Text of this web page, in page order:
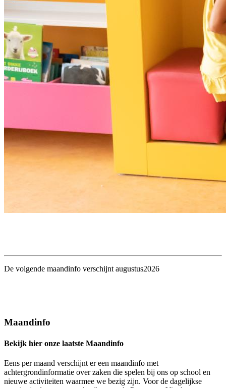
De volgende maandinfo verschijnt augustus2026
Maandinfo
Bekijk hier onze laatste Maandinfo
Eens per maand verschijnt er een maandinfo met
achtergrondinformatie over zaken die spelen bij ons op school en
nieuwe activiteiten waarmee we bezig zijn. Voor de dagelijkse